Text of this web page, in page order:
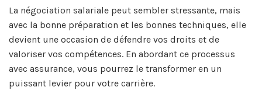
La négociation salariale peut sembler stressante, mais
avec la bonne préparation et les bonnes techniques, elle
devient une occasion de défendre vos droits et de
valoriser vos compétences. En abordant ce processus
avec assurance, vous pourrez le transformer en un
puissant levier pour votre carrière.